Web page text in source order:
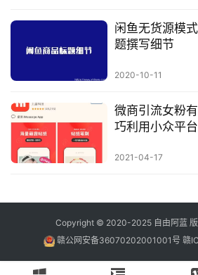
闲鱼无货源模
题撰写细节
2020-10-11
微商引流女粉
巧利用小众平
2021-04-17
Copyright © 2020-2025 自由阿蓝
赣公网安备36070202001001号 赣